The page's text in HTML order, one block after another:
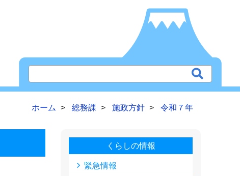
ホーム 総務課 施政方針 令和７年
くらしの情報
緊急情報